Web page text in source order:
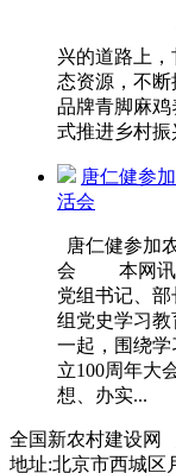
甘肃礼县
兴的道路上
态资源，不
品牌青脚麻
式推进乡村
唐仁健参
活会
唐仁健参加
会 本网讯 7
党组书记、
组党史学习
一起，围绕
立100周年大
想、办实...
全国新农村建设网
地址:北京市西城区